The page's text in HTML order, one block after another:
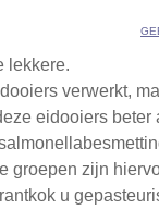
lekkere.
verwerkt,
eidooiers beter
groepen zijn
u